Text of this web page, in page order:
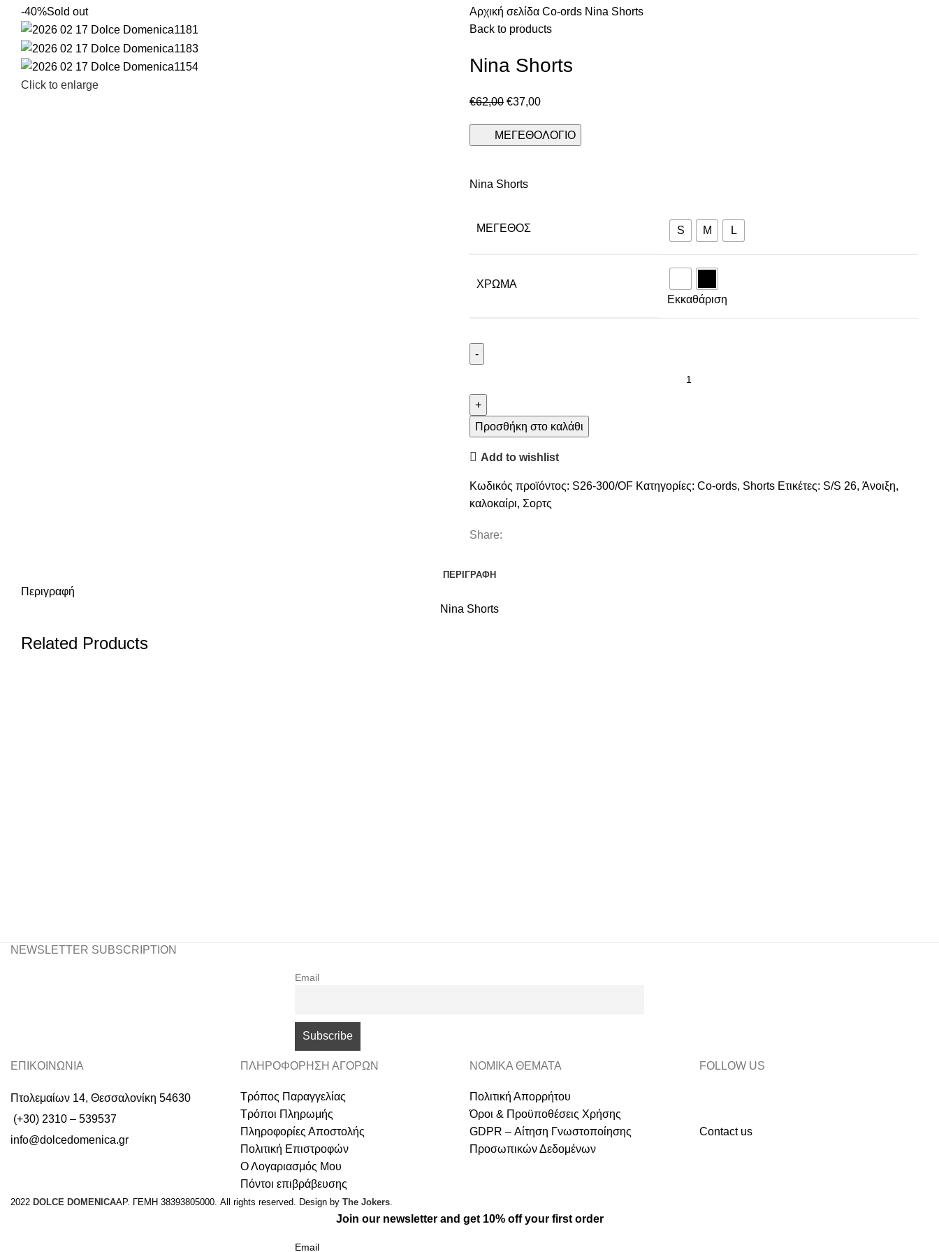
-40%Sold out
Click to enlarge
Αρχική σελίδα Co-ords Nina Shorts
Back to products
Nina Shorts
€62,00 €37,00
ΜΕΓΕΘΟΛΟΓΙΟ
Nina Shorts
ΜΈΓΕΘΟΣ S M L
ΧΡΩΜΑ
Εκκαθάριση
Προσθήκη στο καλάθι
Add to wishlist
Κωδικός προϊόντος: S26-300/OF Κατηγορίες: Co-ords, Shorts Ετικέτες: S/S 26, Άνοιξη,
καλοκαίρι, Σορτς
Share:
ΠΕΡΙΓΡΑΦΉ
Περιγραφή
Nina Shorts
Related Products
NEWSLETTER SUBSCRIPTION
Email
ΕΠΙΚΟΙΝΩΝΙΑ
Πτολεμαίων 14, Θεσσαλονίκη 54630
(+30) 2310 – 539537
info@dolcedomenica.gr
ΠΛΗΡΟΦΟΡΗΣΗ ΑΓΟΡΩΝ
Τρόπος Παραγγελίας
Τρόποι Πληρωμής
Πληροφορίες Αποστολής
Πολιτική Επιστροφών
Ο Λογαριασμός Μου
Πόντοι επιβράβευσης
ΝΟΜΙΚΑ ΘΕΜΑΤΑ
Πολιτική Απορρήτου
Όροι & Προϋποθέσεις Χρήσης
GDPR – Αίτηση Γνωστοποίησης
Προσωπικών Δεδομένων
FOLLOW US
Contact us
2022 DOLCE DOMENICAΑΡ. ΓΕΜΗ 38393805000. All rights reserved. Design by The Jokers
Join our newsletter and get 10% off your first order
Email